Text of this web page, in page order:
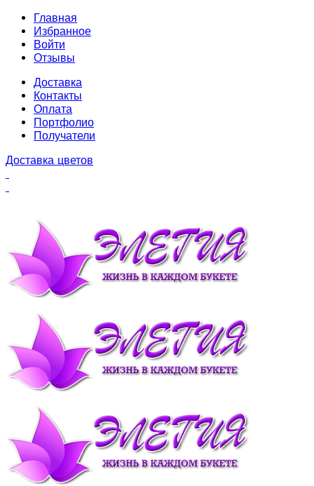
Главная
Избранное
Войти
Отзывы
Доставка
Контакты
Оплата
Портфолио
Получатели
Доставка цветов